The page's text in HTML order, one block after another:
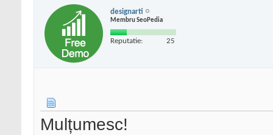
designarti
Membru SeoPedia
Reputatie: 25
Mulțumesc!